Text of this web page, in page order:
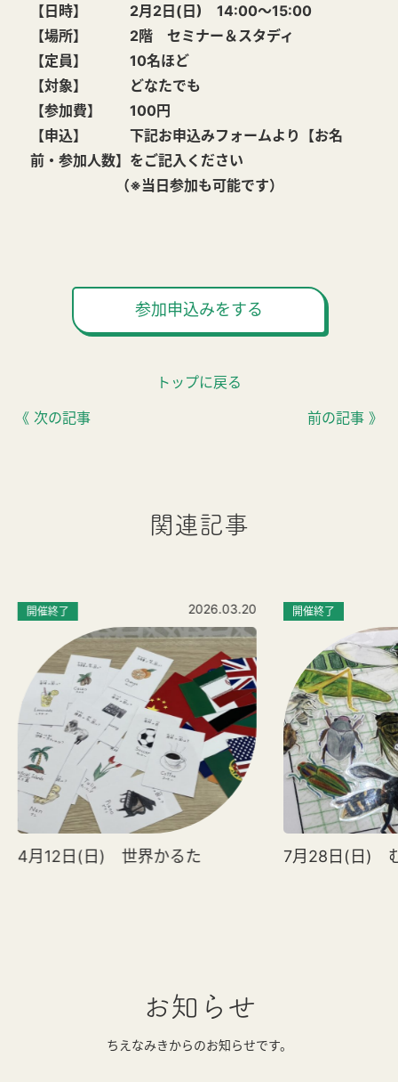
【日時】 2月2日(日) 14:00～15:00
【場所】 2階 セミナー＆スタディ
【定員】 10名ほど
【対象】 どなたでも
【参加費】 100円
【申込】 下記お申込みフォームより【お名
前・参加人数】をご記入ください
（※当日参加も可能です）
参加申込みをする
《 次の記事
トップに戻る
前の記事 》
関連記事
開催終了 2026.03.20
4月12日(日) 世界かるた
開催終了
7月28日(日)
お知らせ
ちえなみきからのお知らせです。